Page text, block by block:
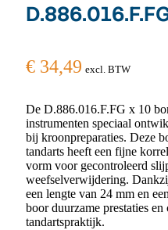
€ 34,49 excl. BTW
De D.886.016.F.FG x 10
instrumenten speciaal
bij kroonpreparaties. Deze
tandarts heeft een fijne
vorm voor gecontroleerd
weefselverwijdering.
een lengte van 24 mm en
boor duurzame prestaties
tandartspraktijk.